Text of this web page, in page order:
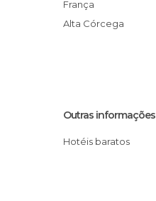
França
Alta Córcega
Outras informações
Hotéis baratos